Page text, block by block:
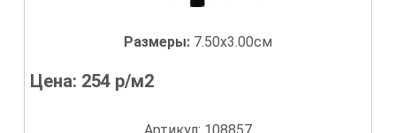
Размеры: 7.50x3.00см
Цена: 254 р/м2